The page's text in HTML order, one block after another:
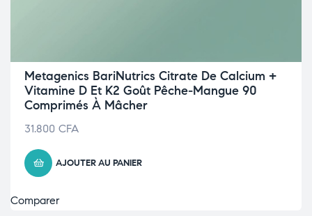
Metagenics BariNutrics Citrate De Calcium +
Vitamine D Et K2 Goût Pêche-Mangue 90
Comprimés À Mâcher
31.800 CFA
AJOUTER AU PANIER
Comparer